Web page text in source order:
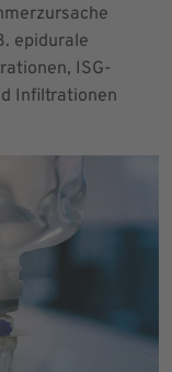
epidurale
ISG-
Infiltrationen